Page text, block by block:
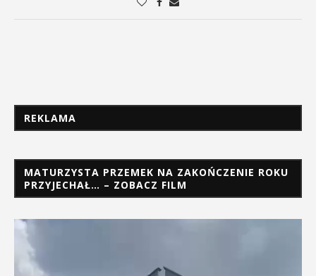
REKLAMA
MATURZYSTA PRZEMEK NA ZAKOŃCZENIE ROKU
PRZYJECHAŁ… – ZOBACZ FILM
Odtwarzacz